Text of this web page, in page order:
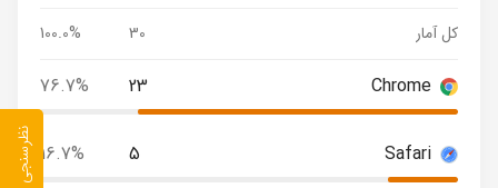
کل آمار 30
100.0%
Chrome
23
76.7%
Safari
5
16.7% نظرسنجی